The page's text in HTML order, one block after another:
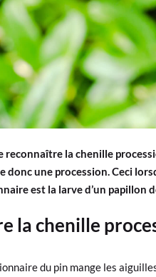
reconnaître la chenille
donc une procession. Ceci
est la larve d’un
la chenille
du pin mange les